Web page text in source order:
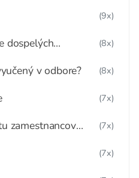
(9x)
dospelých
(8x)
v odbore? (8x)
(7x)
zamestnancov
(7x)
(7x)